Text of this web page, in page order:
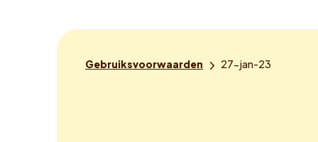
Je
Gebruiksvoorwaarden 27-jan-23